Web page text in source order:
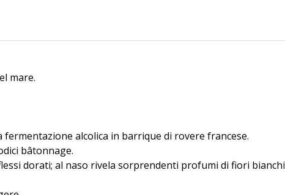
mare.
alcolica in barrique di rovere francese.
bâtonnage.
dorati; al naso rivela sorprendenti profumi di fiori